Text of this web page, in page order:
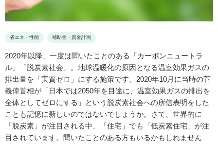
省エネ・性能 補助金・資金計画
2020年以降、一度は聞いたことのある「カーボンニュートラ
ル」「脱炭素社会」。地球温暖化の原因となる温室効果ガスの
排出量を「実質ゼロ」にする施策です。2020年10月に当時の菅
義偉首相が「日本では2050年を目途に、温室効果ガスの排出を
全体としてゼロにする」という脱炭素社会への所信表明をした
ことも記憶に新しいのではないでしょうか。さて、世界的に
「脱炭素」が注目される中、「住宅」でも「低炭素住宅」が注
目されています。聞いたことのある方もいるかもしれません